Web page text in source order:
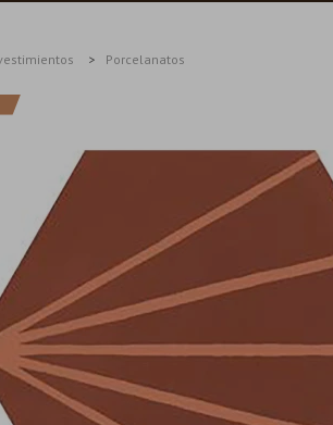
Porcelanatos